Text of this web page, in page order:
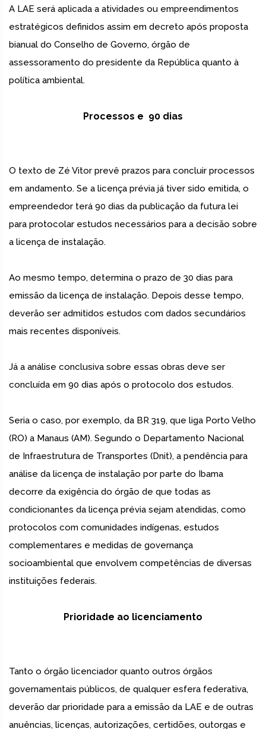
A LAE será aplicada a atividades ou empreendimentos
estratégicos definidos assim em decreto após proposta
bianual do Conselho de Governo, órgão de
assessoramento do presidente da República quanto à
política ambiental.
Processos e 90 dias
O texto de Zé Vitor prevê prazos para concluir processos
em andamento. Se a licença prévia já tiver sido emitida, o
empreendedor terá 90 dias da publicação da futura lei
para protocolar estudos necessários para a decisão sobre
a licença de instalação.
Ao mesmo tempo, determina o prazo de 30 dias para
emissão da licença de instalação. Depois desse tempo,
deverão ser admitidos estudos com dados secundários
mais recentes disponíveis.
Já a análise conclusiva sobre essas obras deve ser
concluída em 90 dias após o protocolo dos estudos.
Seria o caso, por exemplo, da BR 319, que liga Porto Velho
(RO) a Manaus (AM). Segundo o Departamento Nacional
de Infraestrutura de Transportes (Dnit), a pendência para
análise da licença de instalação por parte do Ibama
decorre da exigência do órgão de que todas as
condicionantes da licença prévia sejam atendidas, como
protocolos com comunidades indígenas, estudos
complementares e medidas de governança
socioambiental que envolvem competências de diversas
instituições federais.
Prioridade ao licenciamento
Tanto o órgão licenciador quanto outros órgãos
governamentais públicos, de qualquer esfera federativa,
deverão dar prioridade para a emissão da LAE e de outras
anuências, licenças, autorizações, certidões, outorgas e